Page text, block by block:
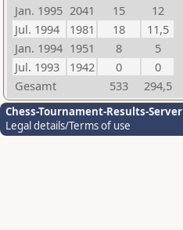
Jan. 1995 2041 15
12
Jul. 1994
1981 18
11,5
Jan. 1994 1951 8
5
Jul. 1993
1942 0
0
Gesamt
533 294,5
Chess-Tournament-Results-Server
Legal details/Terms of use